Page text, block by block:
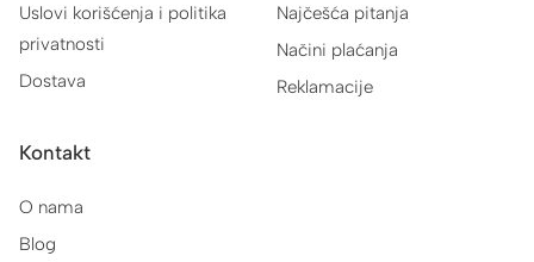
Uslovi korišćenja i politika
privatnosti
Dostava
Najčešća pitanja
Načini plaćanja
Reklamacije
Kontakt
O nama
Blog